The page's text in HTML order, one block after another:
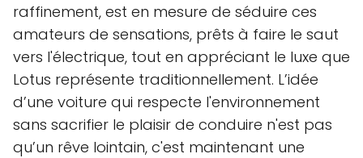
raffinement, est en mesure de séduire ces
amateurs de sensations, prêts à faire le saut
vers l'électrique, tout en appréciant le luxe que
Lotus représente traditionnellement. L’idée
d’une voiture qui respecte l'environnement
sans sacrifier le plaisir de conduire n'est pas
qu’un rêve lointain, c'est maintenant une